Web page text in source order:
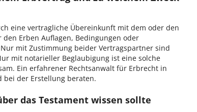
eine vertragliche Übereinkunft mit dem oder den
Erben Auflagen, Bedingungen oder
mit Zustimmung beider Vertragspartner sind
mit notarieller Beglaubigung ist eine solche
Ein erfahrener Rechtsanwalt für Erbrecht in
bei der Erstellung beraten.
das Testament wissen sollte